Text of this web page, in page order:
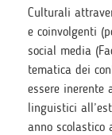
Culturali
e coinvolgenti
social media
tematica dei
essere inerente
linguistici
anno scolastico